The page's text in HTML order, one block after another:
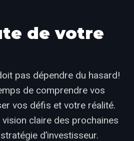
de votre
pas dépendre du hasard!
de comprendre vos
vos défis et votre réalité.
vision claire des prochaines
d’investisseur.